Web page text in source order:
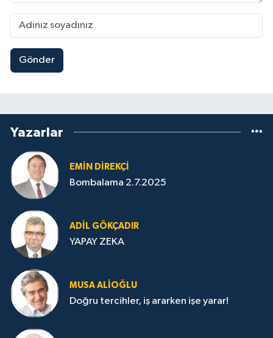
Gönder
Yazarlar
EMIN DIREKÇI
Bombalama 2.7.2025
ADIL GÖKÇADIR
YAPAY ZEKA
MUSA ALIOĞLU
Doğru tercihler, iş ararken işe yarar!